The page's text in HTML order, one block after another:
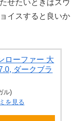
せたいときはスウ
イスすると良いか
ローファー 大
ダークブラ
ル)
を見る